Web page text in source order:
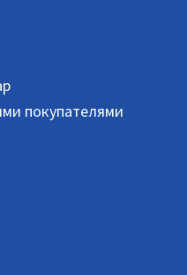
покупателями